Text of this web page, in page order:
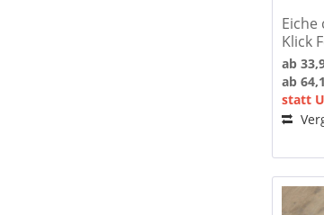
Eiche
Klick
ab
ab
statt